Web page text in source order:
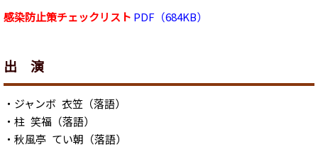
感染防止策チェックリスト PDF（684KB）
出 演
・ジャンボ 衣笠（落語）
・柱 笑福（落語）
・秋風亭 てい朝（落語）